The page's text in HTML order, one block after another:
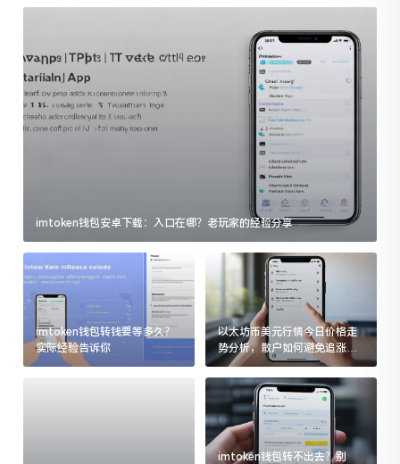
imtoken钱包安卓下载：入口在哪？老玩家的经验分享
imtoken钱包转钱要等多久？
实际经验告诉你
以太坊币美元行情今日价格走
势分析，散户如何避免追涨杀
跌被套牢
imtoken钱包转不出去？别